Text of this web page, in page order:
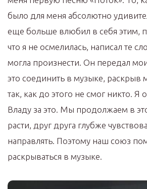
было для меня абсолютно
еще больше влюбил в себя этим,
что я не осмелилась, написал те
могла произнести. Он передал
это соединить в музыке, раскрыв
так, как до этого не смог никто. Я
Владу за это. Мы продолжаем в
расти, друг друга глубже
направлять. Поэтому наш союз
раскрываться в музыке.